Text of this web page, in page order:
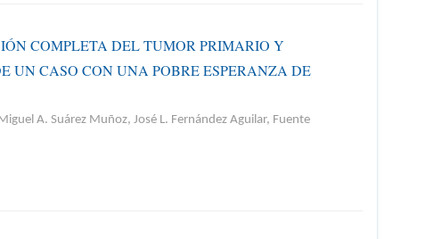
COMPLETA DEL TUMOR PRIMARIO Y
UN CASO CON UNA POBRE ESPERANZA DE
A. Suárez Muñoz, José L. Fernández Aguilar, Fuente